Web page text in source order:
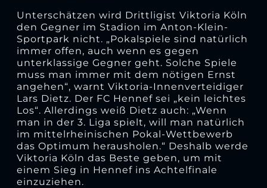
Unterschätzen wird Drittligist Viktoria Köln
den Gegner im Stadion im Anton-Klein-
Sportpark nicht. „Pokalspiele sind natürlich
immer offen, auch wenn es gegen
unterklassige Gegner geht. Solche Spiele
muss man immer mit dem nötigen Ernst
angehen“, warnt Viktoria-Innenverteidiger
Lars Dietz. Der FC Hennef sei „kein leichtes
Los“. Allerdings weiß Dietz auch: „Wenn
man in der 3. Liga spielt, will man natürlich
im mittelrheinischen Pokal-Wettbewerb
das Optimum herausholen.“ Deshalb werde
Viktoria Köln das Beste geben, um mit
einem Sieg in Hennef ins Achtelfinale
einzuziehen.